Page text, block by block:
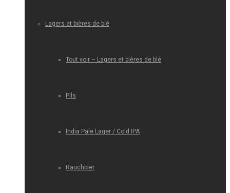
Lagers et bières de blé
Tout voir – Lagers et bières de blé
Pils
India Pale Lager / Cold IPA
Rauchbier